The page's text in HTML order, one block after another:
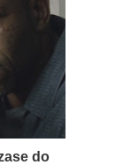
do